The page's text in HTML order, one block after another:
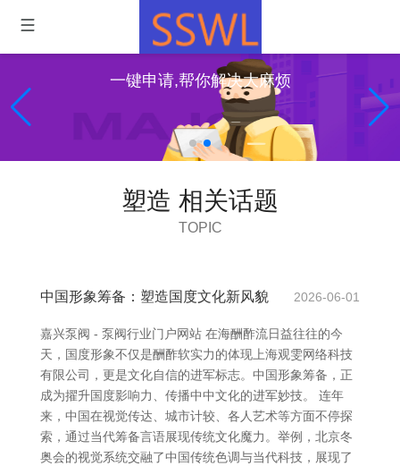
一键申请,帮你解决大麻烦
塑造 相关话题
TOPIC
中国形象筹备：塑造国度文化新风貌 2026-06-01
嘉兴泵阀 - 泵阀行业门户网站 在海酬酢流日益往往的今
天，国度形象不仅是酬酢软实力的体现上海观雯网络科技
有限公司，更是文化自信的进军标志。中国形象筹备，正
成为擢升国度影响力、传播中中文化的进军妙技。 连年
来，中国在视觉传达、城市计较、各人艺术等方面不停探
索，通过当代筹备言语展现传统文化魔力。举例，北京冬
奥会的视觉系统交融了中国传统色调与当代科技，展现了